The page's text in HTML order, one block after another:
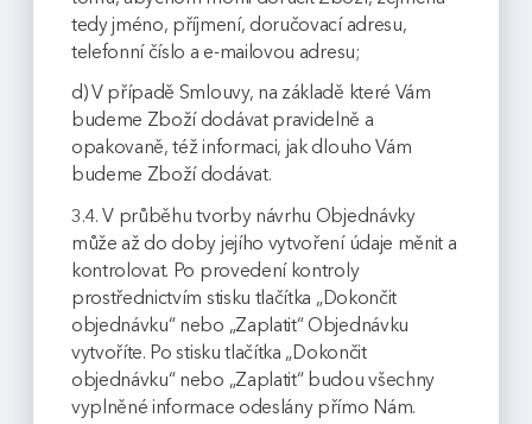
tedy jméno, příjmení, doručovací adresu,
telefonní číslo a e-mailovou adresu;
d) V případě Smlouvy, na základě které Vám
budeme Zboží dodávat pravidelně a
opakovaně, též informaci, jak dlouho Vám
budeme Zboží dodávat.
3.4. V průběhu tvorby návrhu Objednávky
může až do doby jejího vytvoření údaje měnit a
kontrolovat. Po provedení kontroly
prostřednictvím stisku tlačítka „Dokončit
objednávku“ nebo „Zaplatit“ Objednávku
vytvoříte. Po stisku tlačítka „Dokončit
objednávku“ nebo „Zaplatit“ budou všechny
vyplněné informace odeslány přímo Nám.